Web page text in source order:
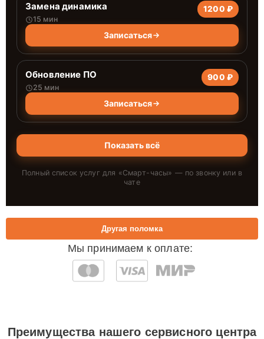
Замена динамика
15 мин
1200 ₽
Записаться
Обновление ПО
25 мин
900 ₽
Записаться
Показать всё
Полный список услуг для «Смарт-часы» — по звонку или в
чате
Мы принимаем к оплате:
Другая поломка
Преимущества нашего сервисного центра